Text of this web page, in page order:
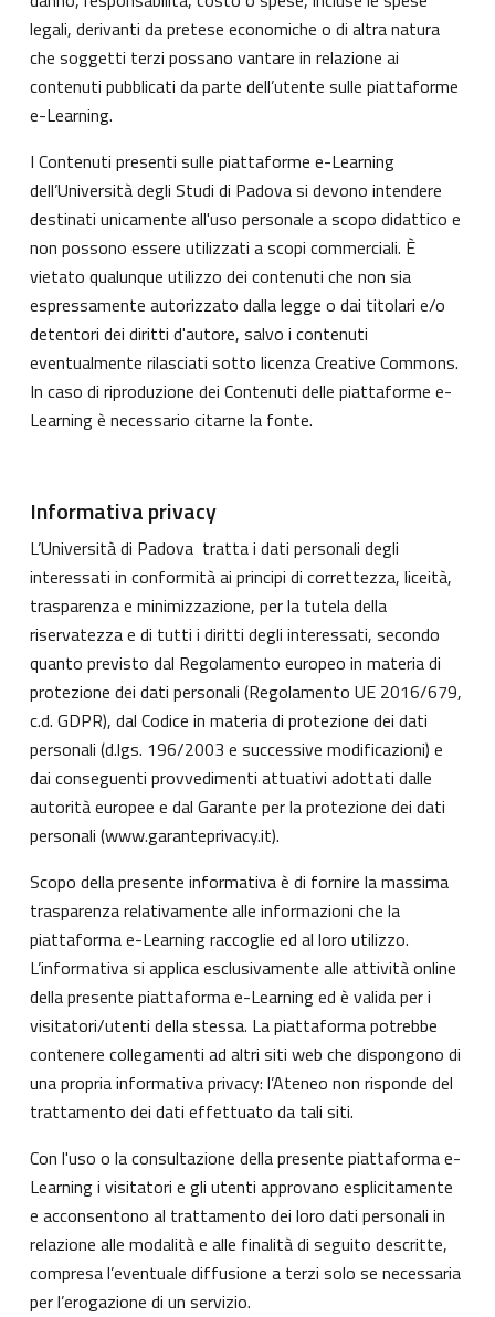
legali, derivanti da pretese economiche o di altra natura
che soggetti terzi possano vantare in relazione ai
contenuti pubblicati da parte dell’utente sulle piattaforme
e-Learning.
I Contenuti presenti sulle piattaforme e-Learning
dell’Università degli Studi di Padova si devono intendere
destinati unicamente all'uso personale a scopo didattico e
non possono essere utilizzati a scopi commerciali. È
vietato qualunque utilizzo dei contenuti che non sia
espressamente autorizzato dalla legge o dai titolari e/o
detentori dei diritti d'autore, salvo i contenuti
eventualmente rilasciati sotto licenza Creative Commons.
In caso di riproduzione dei Contenuti delle piattaforme e-
Learning è necessario citarne la fonte.
Informativa privacy
L’Università di Padova tratta i dati personali degli
interessati in conformità ai principi di correttezza, liceità,
trasparenza e minimizzazione, per la tutela della
riservatezza e di tutti i diritti degli interessati, secondo
quanto previsto dal Regolamento europeo in materia di
protezione dei dati personali (Regolamento UE 2016/679,
c.d. GDPR), dal Codice in materia di protezione dei dati
personali (d.lgs. 196/2003 e successive modificazioni) e
dai conseguenti provvedimenti attuativi adottati dalle
autorità europee e dal Garante per la protezione dei dati
personali (www.garanteprivacy.it).
Scopo della presente informativa è di fornire la massima
trasparenza relativamente alle informazioni che la
piattaforma e-Learning raccoglie ed al loro utilizzo.
L’informativa si applica esclusivamente alle attività online
della presente piattaforma e-Learning ed è valida per i
visitatori/utenti della stessa. La piattaforma potrebbe
contenere collegamenti ad altri siti web che dispongono di
una propria informativa privacy: l’Ateneo non risponde del
trattamento dei dati effettuato da tali siti.
Con l'uso o la consultazione della presente piattaforma e-
Learning i visitatori e gli utenti approvano esplicitamente
e acconsentono al trattamento dei loro dati personali in
relazione alle modalità e alle finalità di seguito descritte,
compresa l’eventuale diffusione a terzi solo se necessaria
per l’erogazione di un servizio.